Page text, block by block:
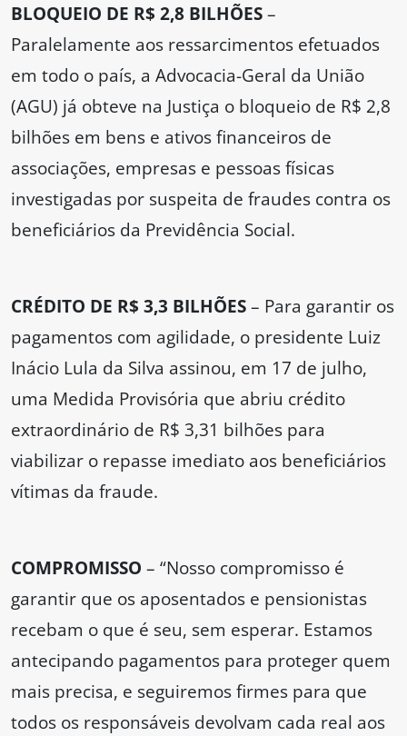
BLOQUEIO DE R$ 2,8 BILHÕES–
Paralelamente aos ressarcimentos efetuados
em todo o país, a Advocacia-Geral da União
(AGU) já obteve na Justiça o bloqueio de R$ 2,8
bilhões em bens e ativos financeiros de
associações, empresas e pessoas físicas
investigadas por suspeita de fraudes contra os
beneficiários da Previdência Social.
CRÉDITO DE R$ 3,3 BILHÕES– Para garantir os
pagamentos com agilidade, o presidente Luiz
Inácio Lula da Silva assinou, em 17 de julho,
uma Medida Provisória que abriu crédito
extraordinário de R$ 3,31 bilhões para
viabilizar o repasse imediato aos beneficiários
vítimas da fraude.
COMPROMISSO – “Nosso compromisso é
garantir que os aposentados e pensionistas
recebam o que é seu, sem esperar. Estamos
antecipando pagamentos para proteger quem
mais precisa, e seguiremos firmes para que
todos os responsáveis devolvam cada real aos